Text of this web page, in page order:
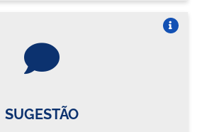
SUGESTÃO